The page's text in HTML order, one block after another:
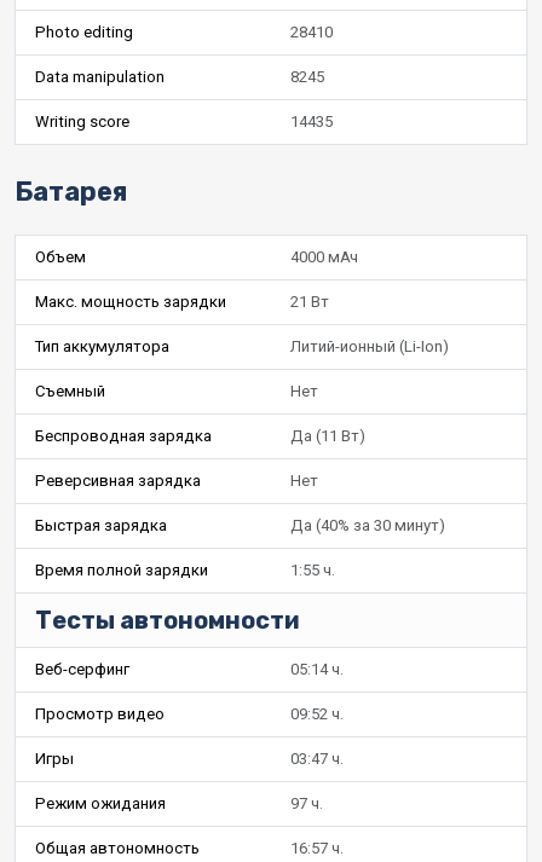
Photo editing 28410
Data manipulation 8245
Writing score 14435
Батарея
Объем 4000 мАч
Макс. мощность зарядки 21 Вт
Тип аккумулятора Литий-ионный (Li-Ion)
Съемный Нет
Беспроводная зарядка Да (11 Вт)
Реверсивная зарядка Нет
Быстрая зарядка Да (40% за 30 минут)
Время полной зарядки 1:55 ч.
Тесты автономности
Веб-серфинг 05:14 ч.
Просмотр видео 09:52 ч.
Игры 03:47 ч.
Режим ожидания 97 ч.
Общая автономность 16:57 ч.